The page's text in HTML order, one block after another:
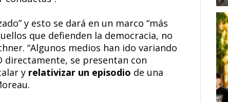
y esto se dará en un marco “más
que defienden la democracia, no
“Algunos medios han ido variando
directamente, se presentan con
y relativizar un episodio de una